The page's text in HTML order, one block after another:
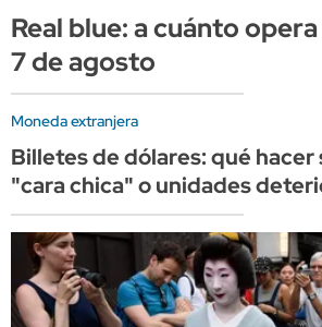
Real blue: a cuánto
7 de agosto
Moneda extranjera
Billetes de dólares: qué
"cara chica" o unidades